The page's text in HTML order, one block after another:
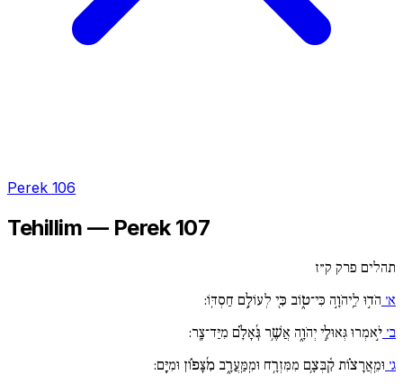
Perek 106
Tehillim — Perek 107
תהלים פרק ק״ז
א׳ הֹד֣וּ לַֽיהֹוָ֣ה כִּי־ט֑וֹב כִּ֖י לְעוֹלָ֣ם חַסְדּֽוֹ:
ב׳ יֹ֣אמְרוּ גְּאוּלֵ֣י יְהֹוָ֑ה אֲשֶׁ֥ר גְּ֜אָלָ֗ם מִיַּד־צָֽר:
ג׳ וּמֵֽאֲרָצ֗וֹת קִ֫בְּצָ֥ם מִמִּזְרָ֥ח וּמִֽמַּֽעֲרָ֑ב מִ֜צָּפ֗וֹן וּמִיָּֽם: